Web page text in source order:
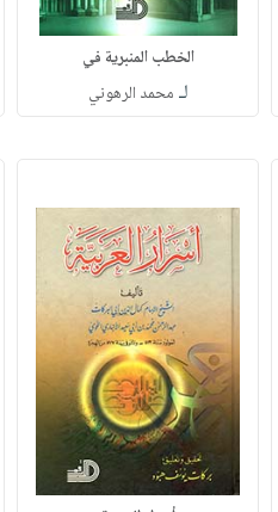
الخطب المنبرية في
لـ محمد الرهوني